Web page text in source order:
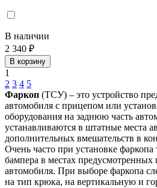
В наличии
2 340 ₽
В корзину
1
2 3 4 5
Фаркоп (ТСУ) – это устройство
автомобиля с прицепом или
оборудования на заднюю часть
устанавливаются в штатные места
дополнительных вмешательств в
Очень часто при установке фаркопа
бампера в местах предусмотренных
автомобиля. При выборе фаркопа
на тип крюка, на вертикальную и